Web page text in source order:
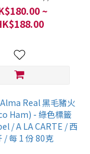
法國 / 每 1 份 4 pcs
160克
~